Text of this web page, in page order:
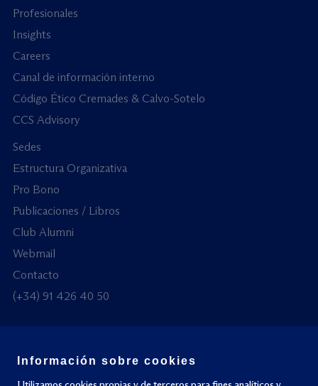
Profesionales
Insights
Careers
Canal de información interno
Código Ético Cremades & Calvo-Sotelo
CCS Advisory
Sedes
Estructura Organizativa
Pro Bono
Publicaciones / Libros
Club Alumni
Webmail
Contacto
(+34) 91 426 40 50
© Todos los derechos reservados
Información sobre cookies